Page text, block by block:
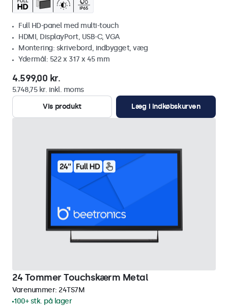
Full HD-panel med multi-touch
HDMI, DisplayPort, USB-C, VGA
Montering: skrivebord, indbygget, væg
Ydermål: 522 x 317 x 45 mm
4.599,00 kr.
5.748,75 kr. inkl. moms
Vis produkt
Læg i indkøbskurven
24 Tommer Touchskærm Metal
Varenummer: 24TS7M
100+ stk. på lager